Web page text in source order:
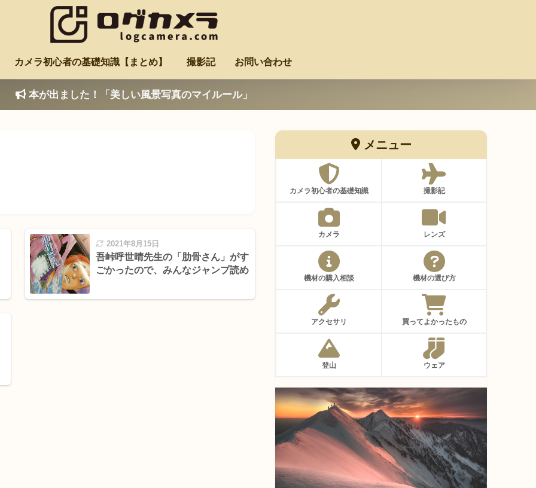
カメラ初心者の基礎知識【まとめ】 撮影記 お問い合わせ
本が出ました！「美しい風景写真のマイルール」
2021年8月15日
吾峠呼世晴先生の「肋骨さん」がす
ごかったので、みんなジャンプ読め
メニュー
カメラ初心者の基礎知識 撮影記
カメラ レンズ
機材の購入相談 機材の選び方
アクセサリ 買ってよかったもの
登山 ウェア